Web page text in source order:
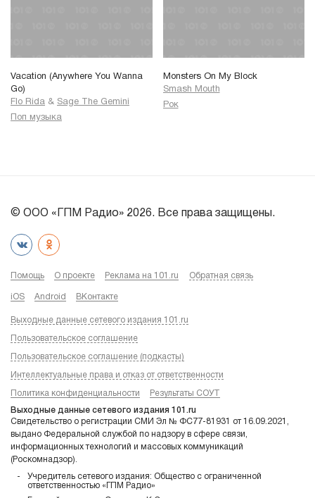
Vacation (Anywhere You Wanna
Go)
Flo Rida & Sage The Gemini
Поп музыка
Monsters On My Block
Smash Mouth
Рок
© ООО «ГПМ Радио» 2026. Все права защищены.
Помощь О проекте Реклама на 101.ru Обратная связь
iOS Android ВКонтакте
Выходные данные сетевого издания 101.ru
Пользовательское соглашение
Пользовательское соглашение (подкасты)
Интеллектуальные права и отказ от ответственности
Политика конфиденциальности Результаты СОУТ
Выходные данные сетевого издания 101.ru
Свидетельство о регистрации СМИ Эл № ФС77-81931 от 16.09.2021,
выдано Федеральной службой по надзору в сфере связи,
информационных технологий и массовых коммуникаций
(Роскомнадзор).
Учредитель сетевого издания: Общество с ограниченной
ответственностью «ГПМ Радио»